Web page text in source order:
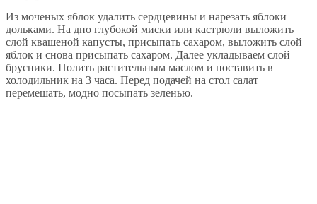
Из моченых яблок удалить сердцевины и нарезать яблоки
дольками. На дно глубокой миски или кастрюли выложить
слой квашеной капусты, присыпать сахаром, выложить слой
яблок и снова присыпать сахаром. Далее укладываем слой
брусники. Полить растительным маслом и поставить в
холодильник на 3 часа. Перед подачей на стол салат
перемешать, модно посыпать зеленью.